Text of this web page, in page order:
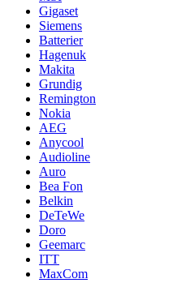
Gigaset
Siemens
Batterier
Hagenuk
Makita
Grundig
Remington
Nokia
AEG
Anycool
Audioline
Auro
Bea Fon
Belkin
DeTeWe
Doro
Geemarc
ITT
MaxCom